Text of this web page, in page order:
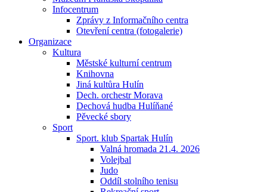
Infocentrum
Zprávy z Informačního centra
Otevření centra (fotogalerie)
Organizace
Kultura
Městské kulturní centrum
Knihovna
Jiná kultůra Hulín
Dech. orchestr Morava
Dechová hudba Hulíňané
Pěvecké sbory
Sport
Sport. klub Spartak Hulín
Valná hromada 21.4. 2026
Volejbal
Judo
Oddíl stolního tenisu